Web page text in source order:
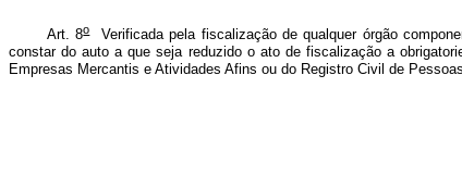
Art. 8oVerificada pela fiscalização de qualquer órgão
constar do auto a que seja reduzido o ato de fiscalização a
Empresas Mercantis e Atividades Afins ou do Registro Civil de